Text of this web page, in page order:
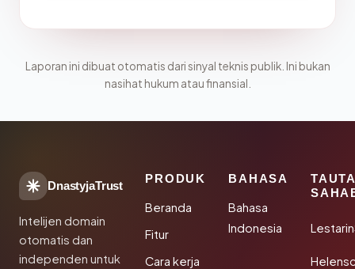
Laporan ini dibuat otomatis dari sinyal teknis publik. Ini bukan
nasihat hukum atau finansial.
DnastyjaTrust
Intelijen domain
otomatis dan
independen untuk
PRODUK
Beranda
Fitur
Cara kerja
BAHASA
Bahasa
Indonesia